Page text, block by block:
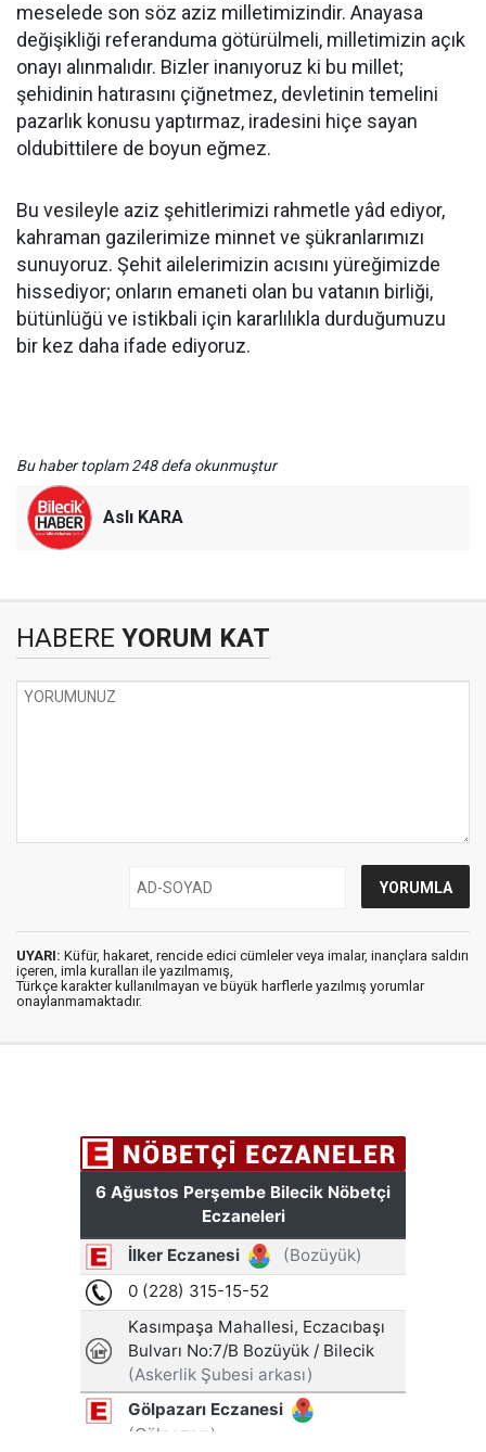
meselede son söz aziz milletimizindir. Anayasa
değişikliği referanduma götürülmeli, milletimizin açık
onayı alınmalıdır. Bizler inanıyoruz ki bu millet;
şehidinin hatırasını çiğnetmez, devletinin temelini
pazarlık konusu yaptırmaz, iradesini hiçe sayan
oldubittilere de boyun eğmez.
Bu vesileyle aziz şehitlerimizi rahmetle yâd ediyor,
kahraman gazilerimize minnet ve şükranlarımızı
sunuyoruz. Şehit ailelerimizin acısını yüreğimizde
hissediyor; onların emaneti olan bu vatanın birliği,
bütünlüğü ve istikbali için kararlılıkla durduğumuzu
bir kez daha ifade ediyoruz.
Bu haber toplam 248 defa okunmuştur
Aslı KARA
HABERE YORUM KAT
UYARI: Küfür, hakaret, rencide edici cümleler veya imalar, inançlara saldırı
içeren, imla kuralları ile yazılmamış,
Türkçe karakter kullanılmayan ve büyük harflerle yazılmış yorumlar
onaylanmamaktadır.